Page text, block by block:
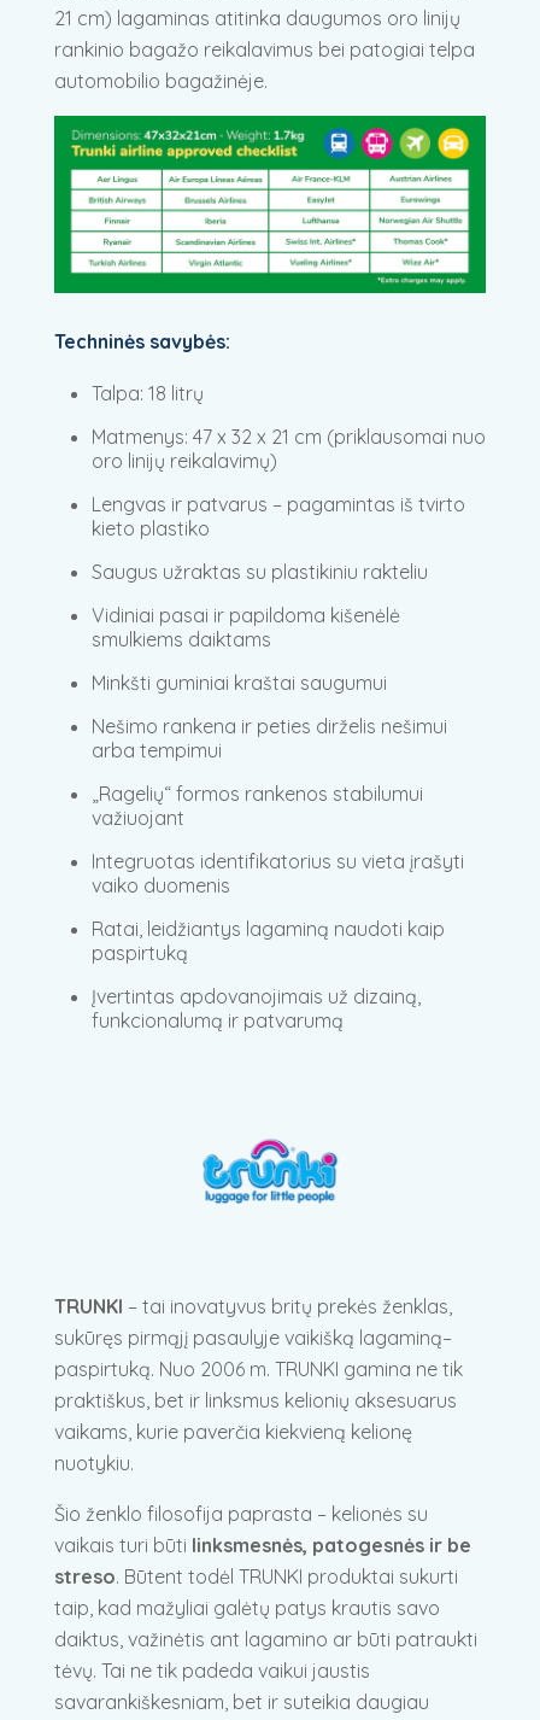
21 cm) lagaminas atitinka daugumos oro linijų
rankinio bagažo reikalavimus bei patogiai telpa
automobilio bagažinėje.
Techninės savybės:
Talpa: 18 litrų
Matmenys: 47 x 32 x 21 cm (priklausomai nuo
oro linijų reikalavimų)
Lengvas ir patvarus – pagamintas iš tvirto
kieto plastiko
Saugus užraktas su plastikiniu rakteliu
Vidiniai pasai ir papildoma kišenėlė
smulkiems daiktams
Minkšti guminiai kraštai saugumui
Nešimo rankena ir peties dirželis nešimui
arba tempimui
„Ragelių“ formos rankenos stabilumui
važiuojant
Integruotas identifikatorius su vieta įrašyti
vaiko duomenis
Ratai, leidžiantys lagaminą naudoti kaip
paspirtuką
Įvertintas apdovanojimais už dizainą,
funkcionalumą ir patvarumą
TRUNKI – tai inovatyvus britų prekės ženklas,
sukūręs pirmąjį pasaulyje vaikišką lagaminą–
paspirtuką. Nuo 2006 m. TRUNKI gamina ne tik
praktiškus, bet ir linksmus kelionių aksesuarus
vaikams, kurie paverčia kiekvieną kelionę
nuotykiu.
Šio ženklo filosofija paprasta – kelionės su
vaikais turi būti linksmesnės, patogesnės ir be
streso. Būtent todėl TRUNKI produktai sukurti
taip, kad mažyliai galėtų patys krautis savo
daiktus, važinėtis ant lagamino ar būti patraukti
tėvų. Tai ne tik padeda vaikui jaustis
savarankiškesniam, bet ir suteikia daugiau